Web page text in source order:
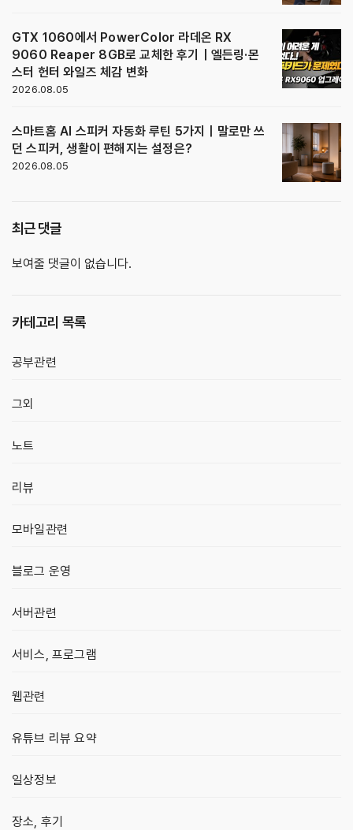
GTX 1060에서 PowerColor 라데온 RX
9060 Reaper 8GB로 교체한 후기｜엘든링·몬
스터 헌터 와일즈 체감 변화
2026.08.05
스마트홈 AI 스피커 자동화 루틴 5가지｜말로만 쓰
던 스피커, 생활이 편해지는 설정은?
2026.08.05
최근 댓글
보여줄 댓글이 없습니다.
카테고리 목록
공부관련
그외
노트
리뷰
모바일관련
블로그 운영
서버관련
서비스, 프로그램
웹관련
유튜브 리뷰 요약
일상정보
장소, 후기